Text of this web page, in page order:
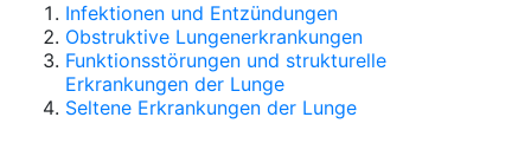
Infektionen und Entzündungen
Obstruktive Lungenerkrankungen
Funktionsstörungen und strukturelle
Erkrankungen der Lunge
Seltene Erkrankungen der Lunge